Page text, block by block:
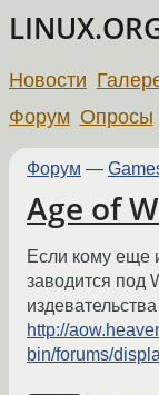
Новости
Форум Опросы
Форум —
Age of
Если кому еще
заводится под
http://
bin/forums/